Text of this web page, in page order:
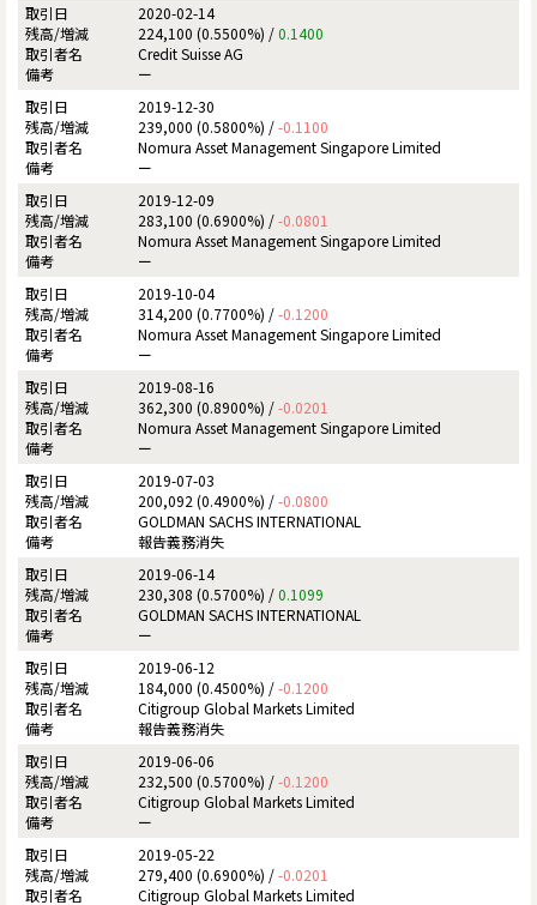
2020-02-14
224,100 (0.5500%) /0.1400
Credit Suisse AG
ー
2019-12-30
239,000 (0.5800%) /-0.1100
Nomura Asset Management Singapore Limited
ー
2019-12-09
283,100 (0.6900%) /-0.0801
Nomura Asset Management Singapore Limited
ー
2019-10-04
314,200 (0.7700%) /-0.1200
Nomura Asset Management Singapore Limited
ー
2019-08-16
362,300 (0.8900%) /-0.0201
Nomura Asset Management Singapore Limited
ー
2019-07-03
200,092 (0.4900%) /-0.0800
GOLDMAN SACHS INTERNATIONAL
報告義務消失
2019-06-14
230,308 (0.5700%) /0.1099
GOLDMAN SACHS INTERNATIONAL
ー
2019-06-12
184,000 (0.4500%) /-0.1200
Citigroup Global Markets Limited
報告義務消失
2019-06-06
232,500 (0.5700%) /-0.1200
Citigroup Global Markets Limited
ー
2019-05-22
279,400 (0.6900%) /-0.0201
Citigroup Global Markets Limited